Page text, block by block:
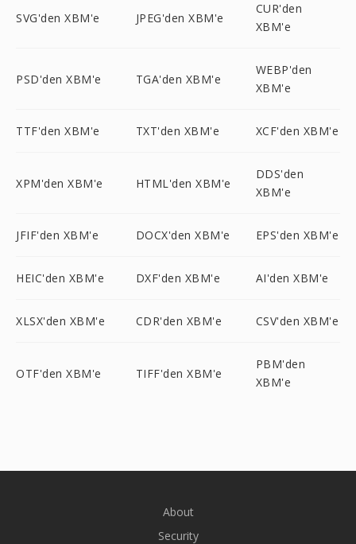
SVG'den XBM'e JPEG'den XBM'e
CUR'den
XBM'e
PSD'den XBM'e TGA'den XBM'e
WEBP'den
XBM'e
TTF'den XBM'e TXT'den XBM'e XCF'den XBM'e
XPM'den XBM'e HTML'den XBM'e
DDS'den
XBM'e
JFIF'den XBM'e DOCX'den XBM'e EPS'den XBM'e
HEIC'den XBM'e DXF'den XBM'e AI'den XBM'e
XLSX'den XBM'e CDR'den XBM'e CSV'den XBM'e
OTF'den XBM'e TIFF'den XBM'e
PBM'den
XBM'e
About
Security